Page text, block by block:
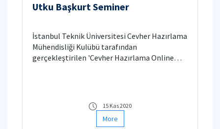
Utku Başkurt Seminer
İstanbul Teknik Üniversitesi Cevher Hazırlama
Mühendisliği Kulübü tarafından
gerçekleştirilen 'Cevher Hazırlama Online
15 Kas 2020
More